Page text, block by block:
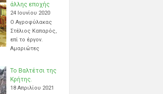
άλλης εποχής
24 Ιουνίου 2020
Ο Αγροφύλακας
Στέλιος Καπαρός,
επί το έργον.
Αμαριώτες
Το Βαλτέτσι της
Κρήτης.
18 Απριλίου 2021